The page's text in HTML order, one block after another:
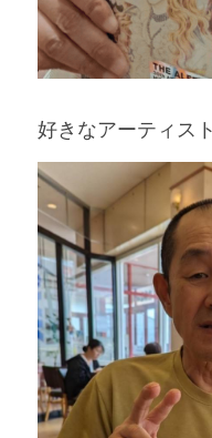
好きなアーティス